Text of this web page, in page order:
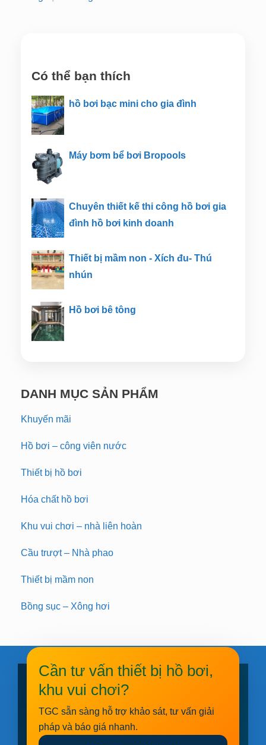
Có thể bạn thích
hồ bơi bạc mini cho gia đình
Máy bơm bể bơi Bropools
Chuyên thiết kế thi công hồ bơi gia
đình hồ bơi kinh doanh
Thiết bị mầm non - Xích đu- Thú
nhún
Hồ bơi bê tông
DANH MỤC SẢN PHẨM
Khuyến mãi
Hồ bơi – công viên nước
Thiết bị hồ bơi
Hóa chất hồ bơi
Khu vui chơi – nhà liên hoàn
Cầu trượt – Nhà phao
Thiết bị mầm non
Bồng sục – Xông hơi
Cần tư vấn thiết bị hồ bơi,
khu vui chơi?
TGC sẵn sàng hỗ trợ khảo sát, tư vấn giải
pháp và báo giá nhanh.